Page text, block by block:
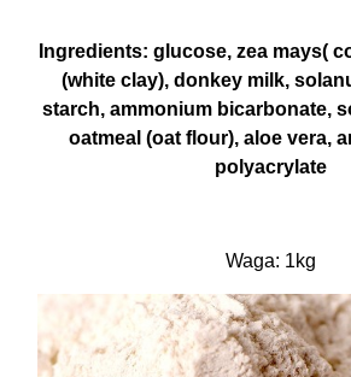
Ingredients: glucose, zea mays(
(white clay), donkey milk,
starch, ammonium bicarbonate,
oatmeal (oat flour), aloe vera,
polyacrylate
Waga: 1kg